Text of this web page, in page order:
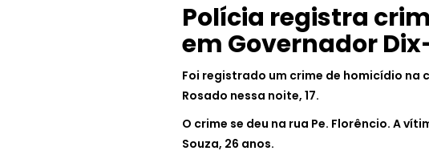
Polícia registra
em Governador
Foi registrado um crime de homicídio na
Rosado nessa noite, 17.
O crime se deu na rua Pe. Florêncio. A
Souza, 26 anos.